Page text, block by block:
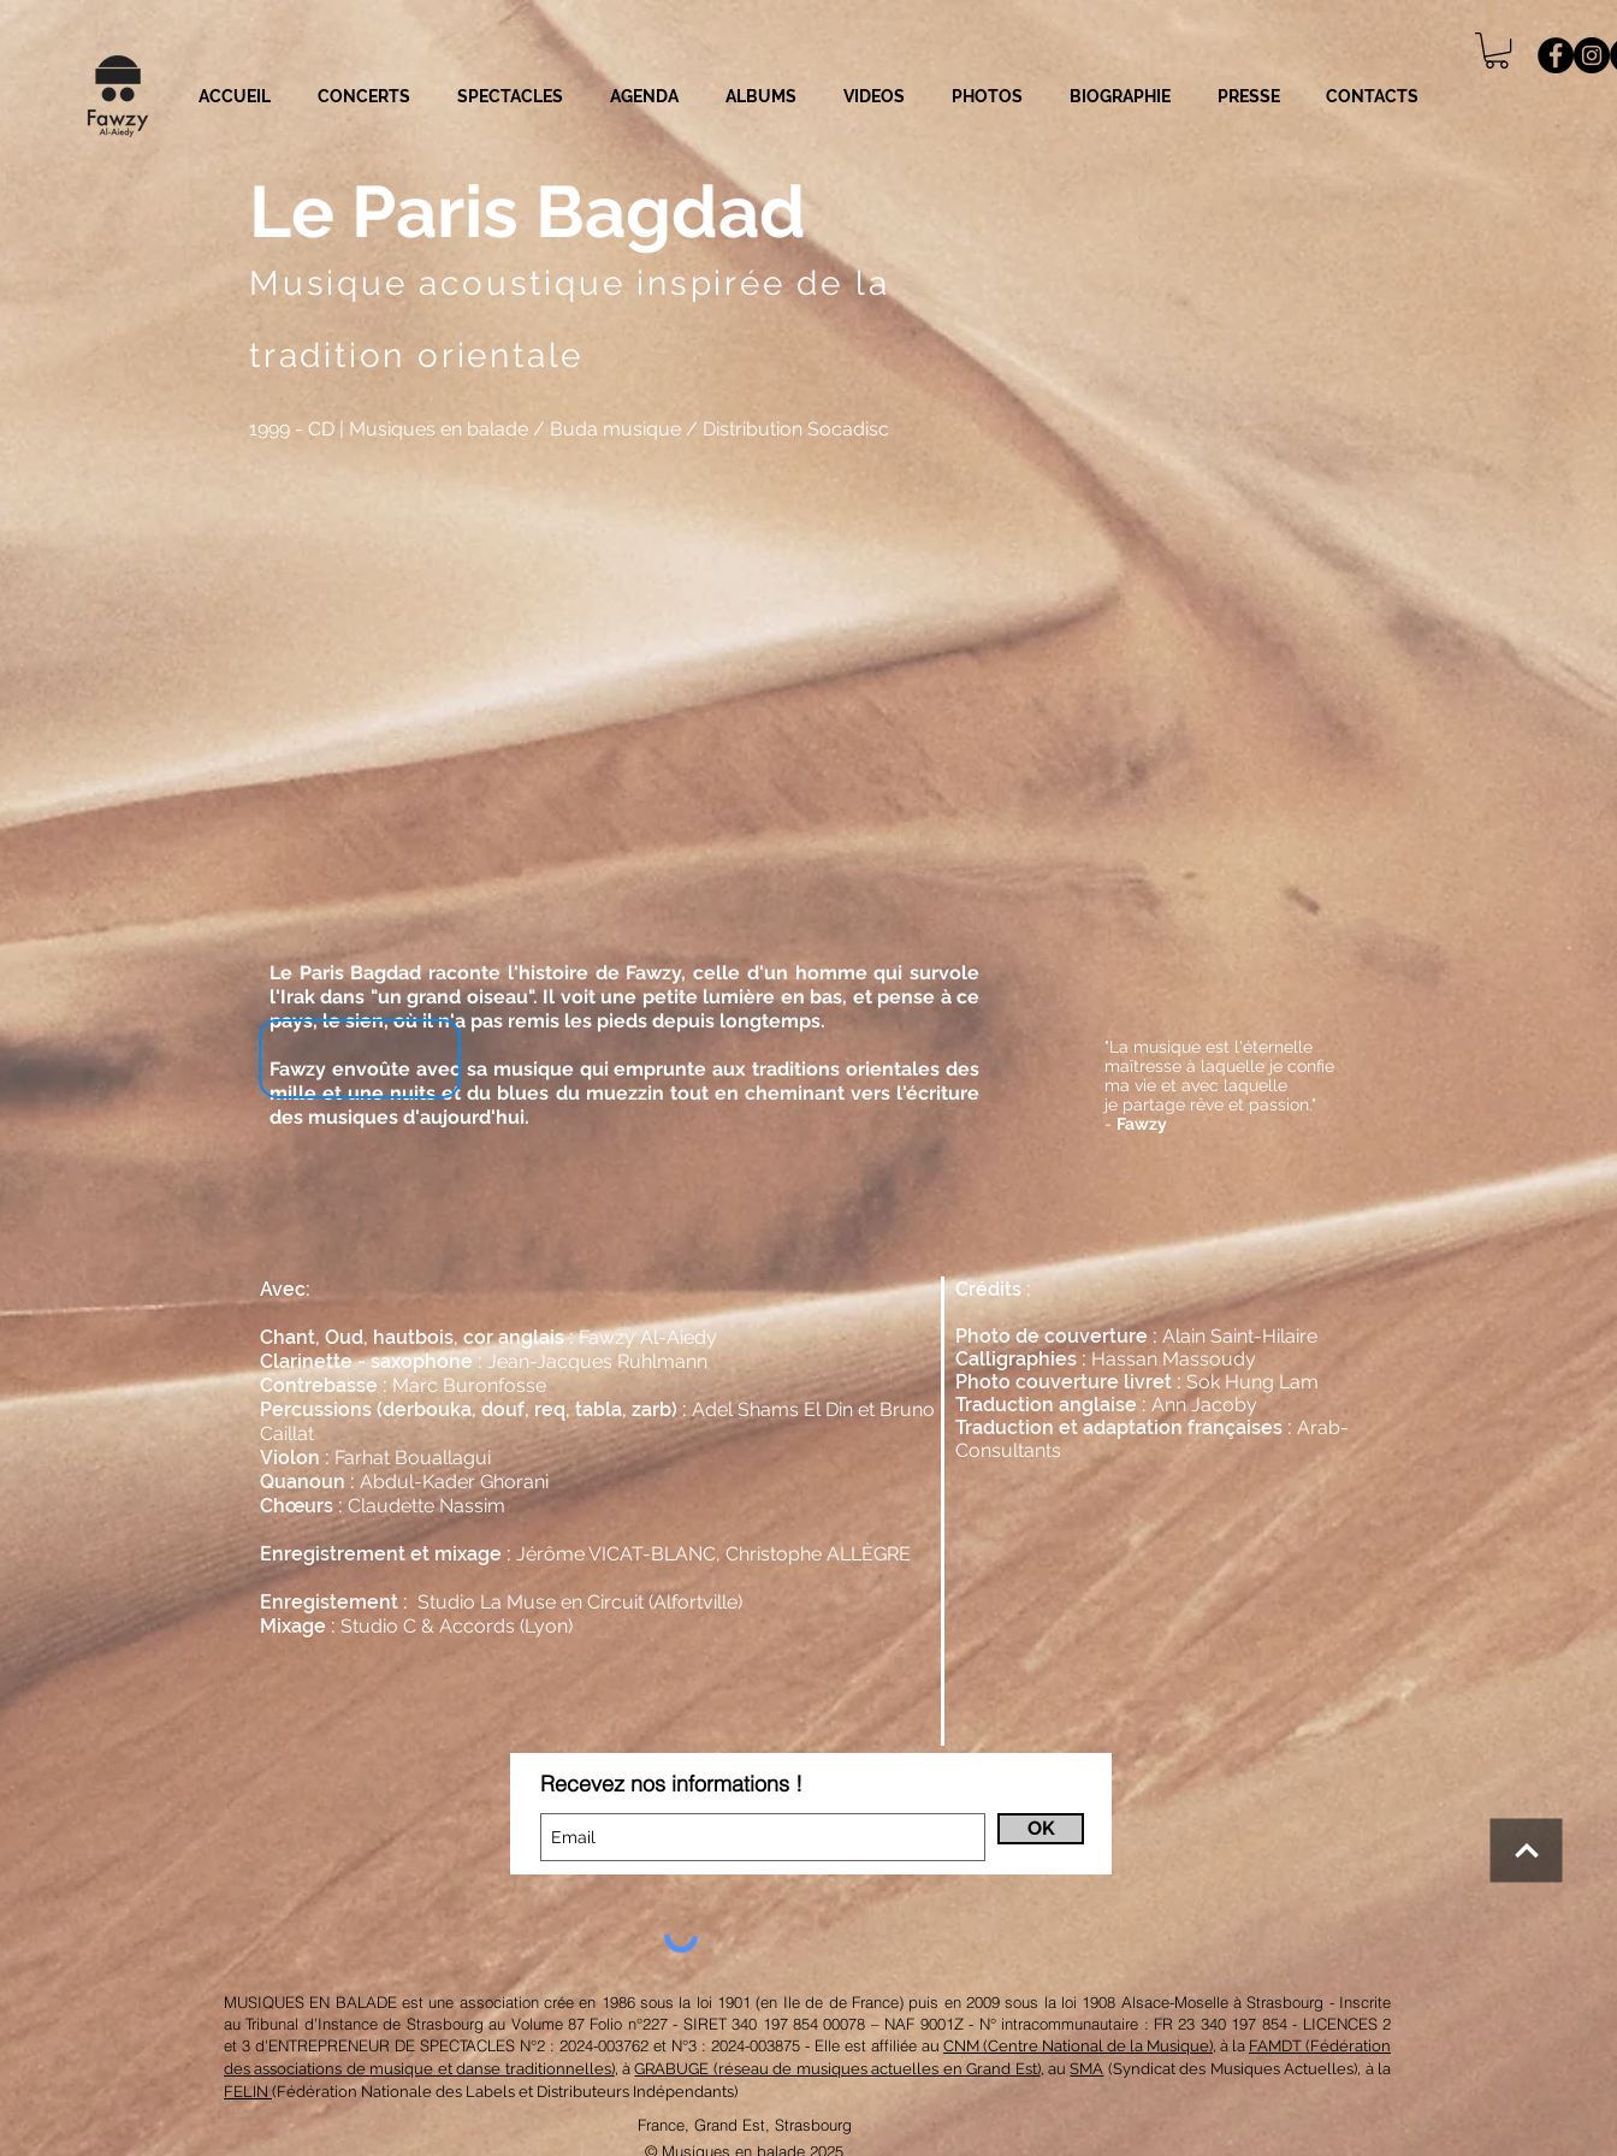
ACCUEIL CONCERTS SPECTACLES AGENDA ALBUMS VIDEOS PHOTOS BIOGRAPHIE PRESSE CONTACTS
Le Paris Bagdad
Musique acoustique inspirée de la
tradition orientale
1999 - CD | Musiques en balade / Buda musique / Distribution Socadisc
Le Paris Bagdad raconte l'histoire de Fawzy, celle d'un homme qui survole
l'Irak dans "un grand oiseau". Il voit une petite lumière en bas, et pense à ce
pays, le sien, où il n'a pas remis les pieds depuis longtemps.
Fawzy envoûte avec sa musique qui emprunte aux traditions orientales des
mille et une nuits et du blues du muezzin tout en cheminant vers l'écriture
des musiques d'aujourd'hui.
"La musique est l'éternelle
maîtresse à laquelle je confie
ma vie et avec laquelle
je partage rêve et passion."
- Fawzy
Avec:
Chant, Oud, hautbois, cor anglais :Fawzy Al-Aiedy
Clarinette - saxophone :Jean-Jacques Ruhlmann
Contrebasse : Marc Buronfosse
Percussions (derbouka, douf, req, tabla, zarb) : Adel Shams El Din et Bruno
Caillat
Violon : Farhat Bouallagui
Quanoun : Abdul-Kader Ghorani
Chœurs : Claudette Nassim
Enregistrement et mixage : Jérôme VICAT-BLANC, Christophe ALLÈGRE
Enregistement : Studio La Muse en Circuit (Alfortville)
Mixage : Studio C & Accords (Lyon)
Crédits :
Photo de couverture : Alain Saint-Hilaire
Calligraphies : Hassan Massoudy
Photo couverture livret : Sok Hung Lam
Traduction anglaise : Ann Jacoby
Traduction et adaptation françaises : Arab-
Consultants
Recevez nos informations !
OK
MUSIQUES EN BALADE est une association crée en 1986 sous la loi 1901 (en Ile de de France) puis en 2009 sous la loi 1908 Alsace-Moselle à Strasbourg - Inscrite
au Tribunal d’Instance de Strasbourg au Volume 87 Folio n°227 - SIRET 340 197 854 00078 – NAF 9001Z - N° intracommunautaire : FR 23 340 197 854 - LICENCES 2
et 3 d'ENTREPRENEUR DE SPECTACLES N°2 : 2024-003762 et N°3 : 2024-003875 - Elle est affiliée au CNM (Centre National de la Musique), à la FAMDT (Fédération
des associations de musique et danse traditionnelles), àGRABUGE (réseau de musiques actuelles en Grand Est), auSMA (Syndicat des Musiques Actuelles), à la
FELIN (Fédération Nationale des Labels et Distributeurs Indépendants)
France, Grand Est, Strasbourg
© Musiques en balade 2025